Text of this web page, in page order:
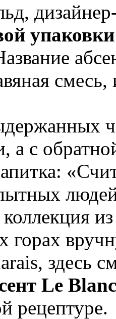
а с
горах
здесь
Le
рецептуре.